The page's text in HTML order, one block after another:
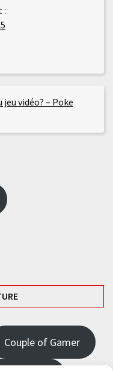
:
vidéo? – Poke
Couple of Gamer